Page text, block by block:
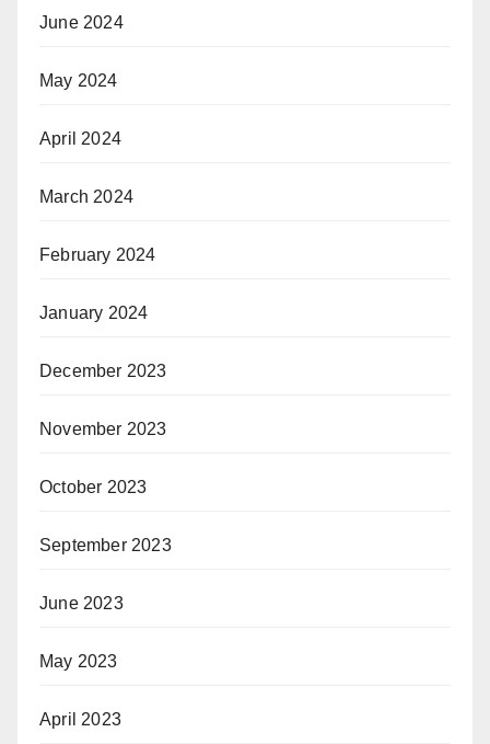
June 2024
May 2024
April 2024
March 2024
February 2024
January 2024
December 2023
November 2023
October 2023
September 2023
June 2023
May 2023
April 2023